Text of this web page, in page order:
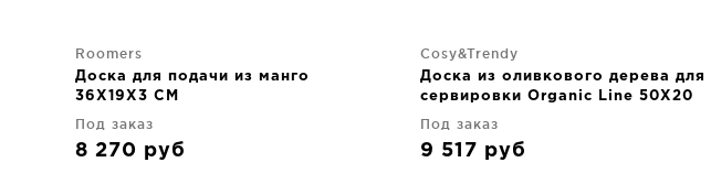
Roomers
Доска для подачи из манго
36X19X3 CM
Под заказ
8 270 руб
Cosy&Trendy
Доска из оливкового дерева для
сервировки Organic Line 50X20
Под заказ
9 517 руб